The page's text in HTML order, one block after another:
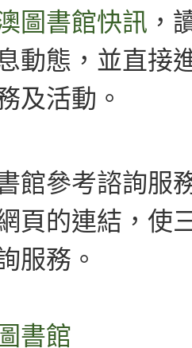
圖書館快訊 ，
動態，並直接
及活動。
館參考諮詢服
頁的連結，使
服務。
書館